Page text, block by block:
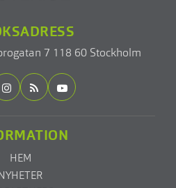
7 118 60 Stockholm
HEM